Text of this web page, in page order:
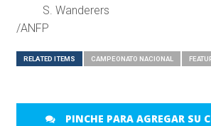
S. Wanderers
/ANFP
RELATED ITEMS CAMPEONATO NACIONAL
PINCHE PARA AGREGAR SU